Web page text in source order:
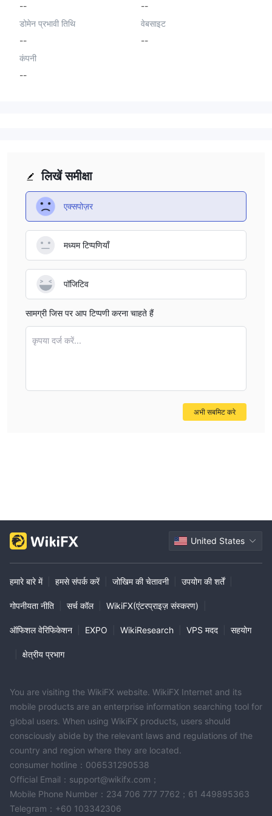
--
--
डोमेन प्रभावी तिथि
--
वेबसाइट
--
कंपनी
--
लिखें समीक्षा
एक्सपोज़र
मध्यम टिप्पणियाँ
पॉजिटिव
सामग्री जिस पर आप टिप्पणी करना चाहते हैं
कृपया दर्ज करें...
अभी सबमिट करे
United States
हमारे बारे में हमसे संपर्क करें जोखिम की चेतावनी उपयोग की शर्तें
गोपनीयता नीति सर्च कॉल WikiFX(एंटरप्राइज़ संस्करण)
ऑफिशल वेरिफिकेशन EXPO WikiResearch VPS मदद सहयोग
क्षेत्रीय प्रभाग
You are visiting the WikiFX website. WikiFX Internet and its
mobile products are an enterprise information searching tool for
global users. When using WikiFX products, users should
consciously abide by the relevant laws and regulations of the
country and region where they are located.
consumer hotline：006531290538
Official Email：support@wikifx.com；
Mobile Phone Number：234 706 777 7762；61 449895363
Telegram：+60 103342306